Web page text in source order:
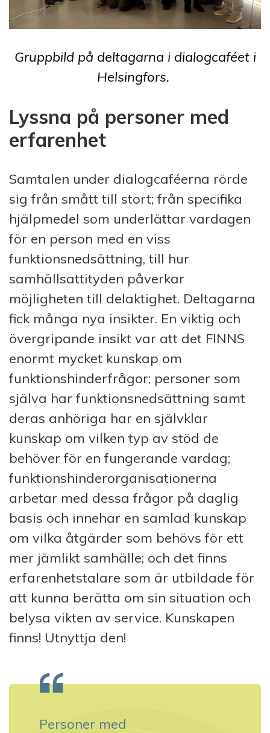
Gruppbild på deltagarna i dialogcaféet i
Helsingfors.
Lyssna på personer med
erfarenhet
Samtalen under dialogcaféerna rörde
sig från smått till stort; från specifika
hjälpmedel som underlättar vardagen
för en person med en viss
funktionsnedsättning, till hur
samhällsattityden påverkar
möjligheten till delaktighet. Deltagarna
fick många nya insikter. En viktig och
övergripande insikt var att det FINNS
enormt mycket kunskap om
funktionshinderfrågor; personer som
själva har funktionsnedsättning samt
deras anhöriga har en självklar
kunskap om vilken typ av stöd de
behöver för en fungerande vardag;
funktionshinderorganisationerna
arbetar med dessa frågor på daglig
basis och innehar en samlad kunskap
om vilka åtgärder som behövs för ett
mer jämlikt samhälle; och det finns
erfarenhetstalare som är utbildade för
att kunna berätta om sin situation och
belysa vikten av service. Kunskapen
finns! Utnyttja den!
Personer med